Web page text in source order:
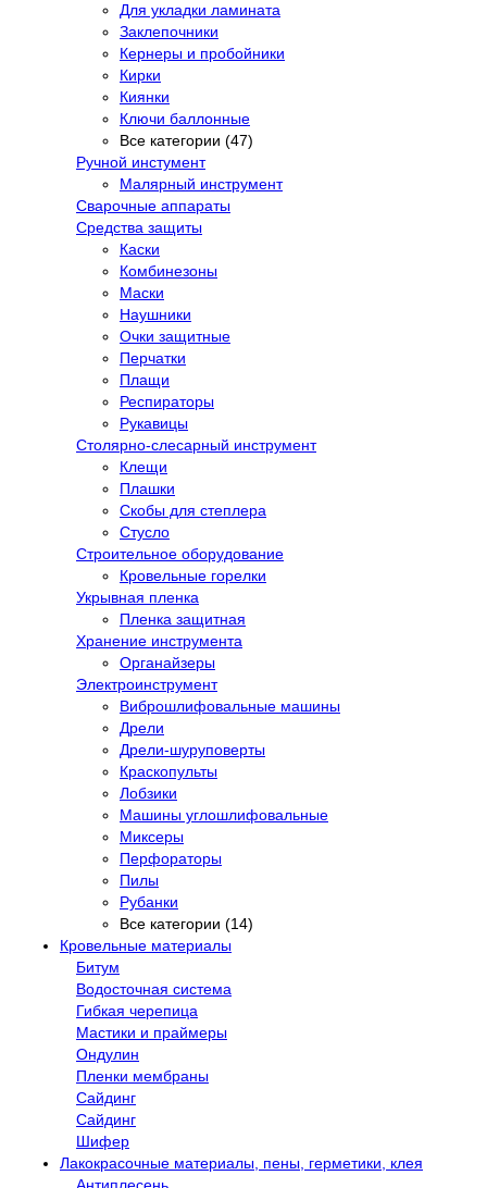
Для укладки ламината
Заклепочники
Кернеры и пробойники
Кирки
Киянки
Ключи баллонные
Все категории (47)
Ручной инстумент
Малярный инструмент
Сварочные аппараты
Средства защиты
Каски
Комбинезоны
Маски
Наушники
Очки защитные
Перчатки
Плащи
Респираторы
Рукавицы
Столярно-слесарный инструмент
Клещи
Плашки
Скобы для степлера
Стусло
Строительное оборудование
Кровельные горелки
Укрывная пленка
Пленка защитная
Хранение инструмента
Органайзеры
Электроинструмент
Виброшлифовальные машины
Дрели
Дрели-шуруповерты
Краскопульты
Лобзики
Машины углошлифовальные
Миксеры
Перфораторы
Пилы
Рубанки
Все категории (14)
Кровельные материалы
Битум
Водосточная система
Гибкая черепица
Мастики и праймеры
Ондулин
Пленки мембраны
Сайдинг
Сайдинг
Шифер
Лакокрасочные материалы, пены, герметики, клея